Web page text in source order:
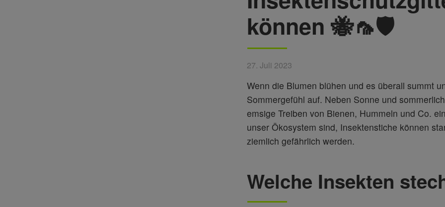
können 🐝🦟🛡️
27. Juli 2023
Wenn die Blumen blühen und es überall summt
Sommergefühl auf. Neben Sonne und
emsige Treiben von Bienen, Hummeln und Co.
unser Ökosystem sind, Insektenstiche können
ziemlich gefährlich werden.
Welche Insekten